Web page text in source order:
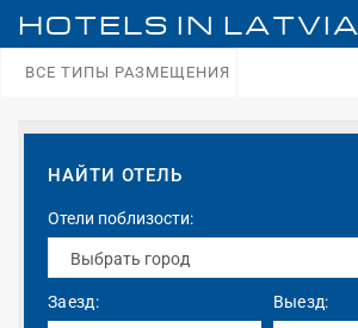
HOTELS IN LATVIA
ВСЕ ТИПЫ РАЗМЕЩЕНИЯ
НАЙТИ ОТЕЛЬ
Отели поблизости:
Заезд: Выезд: